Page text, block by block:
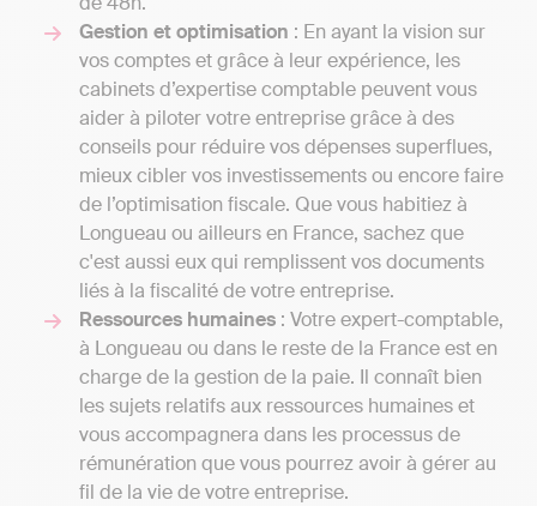
Gestion et optimisation : En ayant la vision sur
vos comptes et grâce à leur expérience, les
cabinets d’expertise comptable peuvent vous
aider à piloter votre entreprise grâce à des
conseils pour réduire vos dépenses superflues,
mieux cibler vos investissements ou encore faire
de l’optimisation fiscale. Que vous habitiez à
Longueau ou ailleurs en France, sachez que
c'est aussi eux qui remplissent vos documents
liés à la fiscalité de votre entreprise.
Ressources humaines : Votre expert-comptable,
à Longueau ou dans le reste de la France est en
charge de la gestion de la paie. Il connaît bien
les sujets relatifs aux ressources humaines et
vous accompagnera dans les processus de
rémunération que vous pourrez avoir à gérer au
fil de la vie de votre entreprise.